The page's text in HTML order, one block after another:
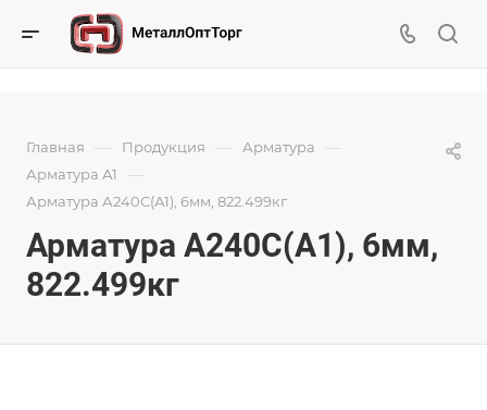
Главная — Продукция — Арматура —
Арматура А1 —
Арматура А240С(А1), 6мм, 822.499кг
Арматура А240С(А1), 6мм,
822.499кг